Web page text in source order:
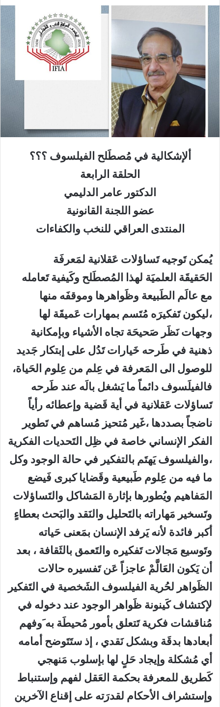
ألإشكالية في مُصطَلح الفيلسوف ؟؟؟
الحلقة الرابعة
الدكتور عامر الدليمي
عضو اللجنة القانونية
المنتدى العراقي للنخب والكفاءات
يُمكن تَوجيه تَساؤلات عَقلانية لمَعرفَة
الحَقيقَة العلميَة لهذا المُصطَلح وكَيفية تَعامله
مع عالَم الطَبيعة وظَواهرها وموقفَه منها
،ليكون تَفكيرَه مُتَسم بمهارات عَميقَة لها
وجهات نَظَر صَحيحَة تجاه الأشياء وبإمكانية
ذهنية في طَرحه خَيارات تَدُل على إبتكار جَديد
للوصول الى المَعرفة في عِلم من عِلوم الحَياة،
فالفيلَسوف دائماً ما يَشغل بالَه عند طَرحه
تَساؤلات عَقلانية في أية قَضية وإعطائه رأياً
ناضجاً بصددها ،غَير مُتحيز مُساهم في تَطوير
الفكر الإنساني خاصة في ظِل التَحديات الفكرية
،والفيلسوف يَهتَم بالتفكير في حالة الوجود وكل
ما فيه من عِلوم طَبيعية وقَضايا كبرى فَيضع
المَفاهيم ويُطورها بإثارة المَشاكل والتَساؤلات
وتَسخير مَهاراته بالتَحليل والنَقد والبَحث بعطاءٍ
أكبر فائدة لأنه يَرفد الإنسان بمَعنى حَياته
وتَوسيع مَجالات تَفكيره والتَعمق بالثَقافة ، بعد
أن يَكون العَالَّمْ عاجزاً عَن تَفسيره حالات
الظَواهر لحُرية الفيلسوف الشَخصية في التَفكير
لإكتشاف كَينونة ظَواهر الوجود عند دخوله في
مُناقشات فكرية تَتعلق بأمور مُحيطَة به َوفهم
أبعادها بدقَة وبشكل نَقدي ، إذ ستَتَوضح أمامه
أي مُشكلة وإيجاد حَلٍ لها بإسلوب مَنهجي
كَطريق للمعرفة بحكمة العَقل لفهم وإستنباط
وإستشراف الأحكام لقدرَته على إقناع الآخرين